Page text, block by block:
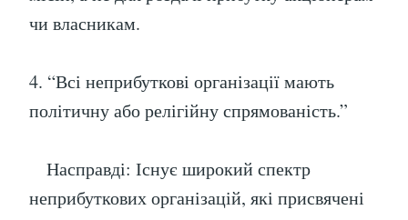
чи власникам.
4. “Всі неприбуткові організації мають
політичну або релігійну спрямованість.”
Насправді: Існує широкий спектр
неприбуткових організацій, які присвячені